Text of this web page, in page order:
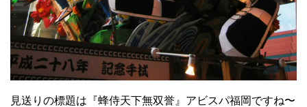
見送りの標題は『蜂侍天下無双誉』アビスパ福岡ですね〜